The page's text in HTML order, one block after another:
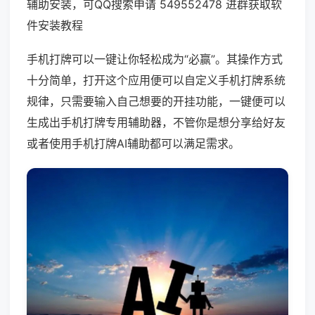
辅助安装，可QQ搜索申请 549552478 进群获取软
件安装教程
手机打牌可以一键让你轻松成为“必赢”。其操作方式
十分简单，打开这个应用便可以自定义手机打牌系统
规律，只需要输入自己想要的开挂功能，一键便可以
生成出手机打牌专用辅助器，不管你是想分享给好友
或者使用手机打牌AI辅助都可以满足需求。